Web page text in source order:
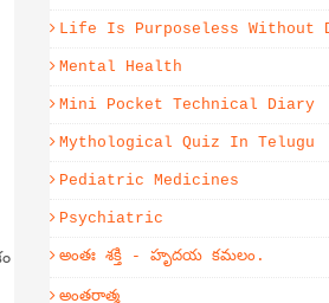
Life Is Purposeless Without
Mental Health
Mini Pocket Technical Diary
Mythological Quiz In Telugu
Pediatric Medicines
Psychiatric
అంతః శక్తి - హృదయ కమలం.
అంతరాత్మ